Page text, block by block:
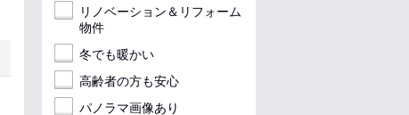
リノベーション＆リフォーム
物件
冬でも暖かい
高齢者の方も安心
パノラマ画像あり